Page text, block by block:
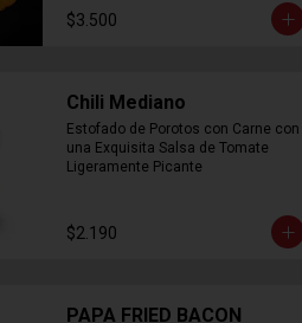
$3.500
Chili Mediano
Estofado de Porotos con Carne con
una Exquisita Salsa de Tomate
Ligeramente Picante
$2.190
PAPA FRIED BACON